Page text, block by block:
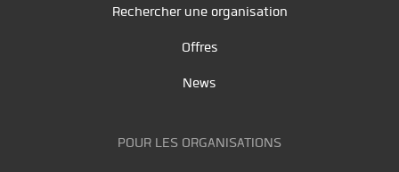
Rechercher une organisation
Offres
News
POUR LES ORGANISATIONS